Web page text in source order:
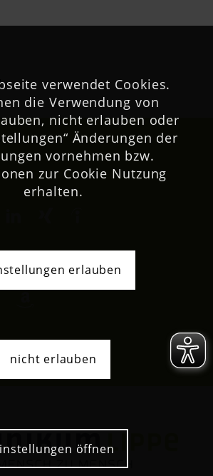
verwendet Cookies.
die Verwendung von
nicht erlauben oder
Änderungen der
vornehmen bzw.
zur Cookie Nutzung
erhalten.
erlauben
nicht erlauben
öffnen